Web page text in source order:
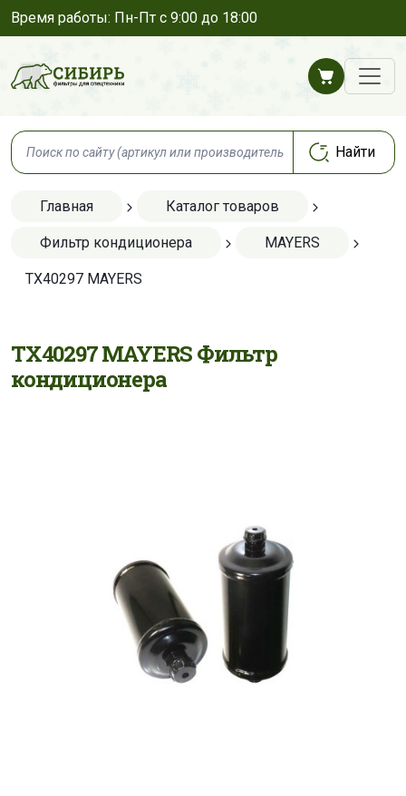
Время работы: Пн-Пт с 9:00 до 18:00
Главная Каталог товаров
Фильтр кондиционера MAYERS
TX40297 MAYERS
TX40297 MAYERS Фильтр
кондиционера